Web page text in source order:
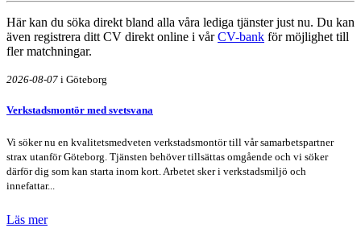
Här kan du söka direkt bland alla våra lediga tjänster just nu. Du kan
även registrera ditt CV direkt online i vårCV-bank för möjlighet till
fler matchningar.
2026-08-07 i Göteborg
Verkstadsmontör med svetsvana
Vi söker nu en kvalitetsmedveten verkstadsmontör till vår samarbetspartner
strax utanför Göteborg. Tjänsten behöver tillsättas omgående och vi söker
därför dig som kan starta inom kort. Arbetet sker i verkstadsmiljö och
innefattar...
Läs mer